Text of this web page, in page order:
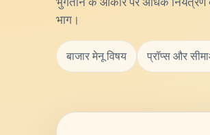
भाग।
बाजार मेनू विषय प्रॉप्स और